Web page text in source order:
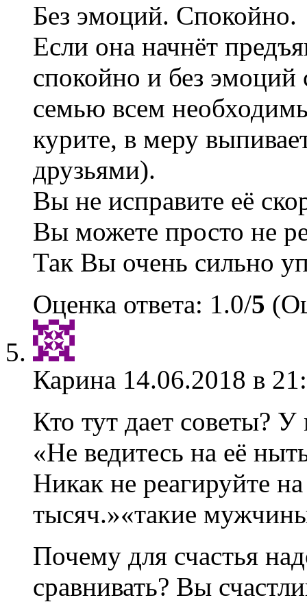
Без эмоций. Спокойно.
Если она начнёт
спокойно и без эмоций
семью всем
курите, в меру
друзьями).
Вы не исправите её
Вы можете просто не
Так Вы очень сильно
Оценка ответа: 1.0/5
Карина 14.06.2018 в
Кто тут дает советы?
«Не ведитесь на её
Никак не реагируйте
тысяч.»«такие
Почему для счастья
сравнивать? Вы